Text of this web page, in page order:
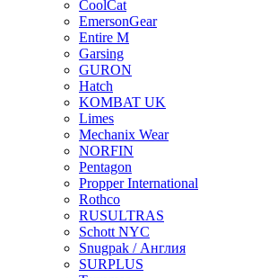
CoolCat
EmersonGear
Entire M
Garsing
GURON
Hatch
KOMBAT UK
Limes
Mechanix Wear
NORFIN
Pentagon
Propper International
Rothco
RUSULTRAS
Schott NYC
Snugpak / Англия
SURPLUS